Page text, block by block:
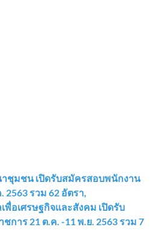
ชุมชน เปิดรับสมัครสอบพนักงาน
2563 รวม 62 อัตรา,
พื่อเศรษฐกิจและสังคม เปิดรับ
การ 21 ต.ค. -11 พ.ย. 2563 รวม 7